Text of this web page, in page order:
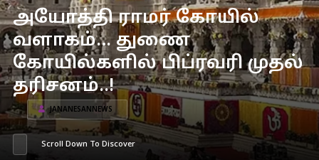
அயோத்தி ராமர் கோயில்
வளாகம்… துணை
கோயில்களில் பிப்ரவரி முதல்
தரிசனம்..!
JANANESANNEWS
Scroll Down To Discover